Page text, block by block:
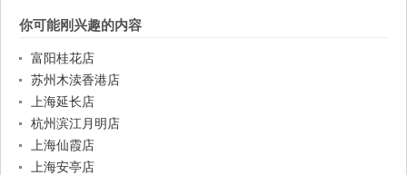
你可能刚兴趣的内容
富阳桂花店
苏州木渎香港店
上海延长店
杭州滨江月明店
上海仙霞店
上海安亭店